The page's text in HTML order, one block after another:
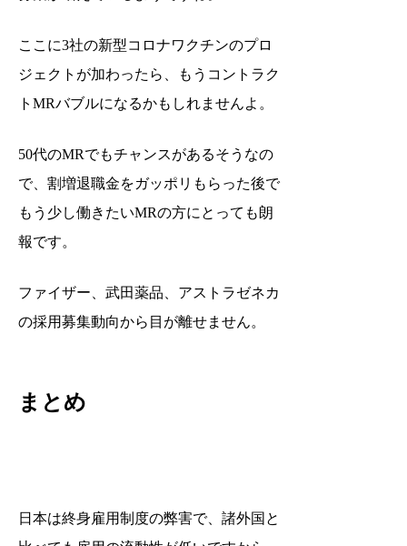
ここに3社の新型コロナワクチンのプロ
ジェクトが加わったら、もうコントラク
トMRバブルになるかもしれませんよ。
50代のMRでもチャンスがあるそうなの
で、割増退職金をガッポリもらった後で
もう少し働きたいMRの方にとっても朗
報です。
ファイザー、武田薬品、アストラゼネカ
の採用募集動向から目が離せません。
まとめ
日本は終身雇用制度の弊害で、諸外国と